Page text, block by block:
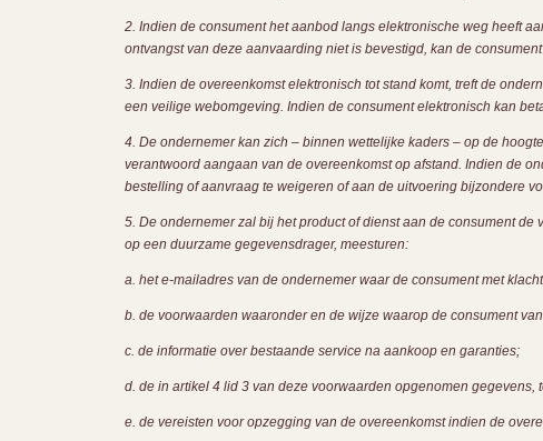
2. Indien de consument het aanbod langs elektronische weg heeft
ontvangst van deze aanvaarding niet is bevestigd, kan de
3. Indien de overeenkomst elektronisch tot stand komt, treft de
een veilige webomgeving. Indien de consument elektronisch kan
4. De ondernemer kan zich – binnen wettelijke kaders – op de
verantwoord aangaan van de overeenkomst op afstand. Indien de
bestelling of aanvraag te weigeren of aan de uitvoering bijzondere
5. De ondernemer zal bij het product of dienst aan de consument
op een duurzame gegevensdrager, meesturen:
a. het e-mailadres van de ondernemer waar de consument met
b. de voorwaarden waaronder en de wijze waarop de consument
c. de informatie over bestaande service na aankoop en garanties;
d. de in artikel 4 lid 3 van deze voorwaarden opgenomen
e. de vereisten voor opzegging van de overeenkomst indien de